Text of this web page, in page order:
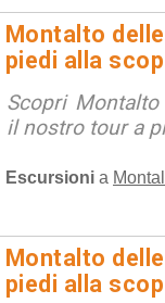
Montalto
piedi alla
Scopri
il nostro tour a
Escursioni a
Montalto
piedi alla